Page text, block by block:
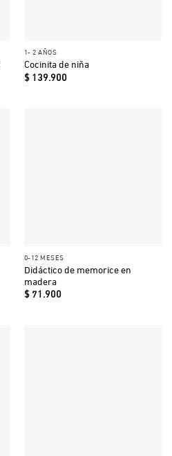
1- 2 AÑOS
Cocinita de niña
$139.900
0-12 MESES
Didáctico de memorice en
madera
$71.900